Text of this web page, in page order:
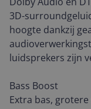
3D-
hoogte dankzij
luidsprekers zijn
Bass Boost
Extra bas,